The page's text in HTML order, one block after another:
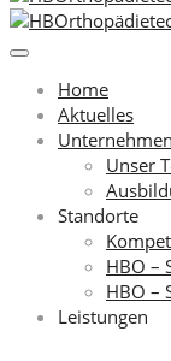
Home
Aktuelles
Unternehmen
Unser
Standorte
HBO –
HBO –
Leistungen